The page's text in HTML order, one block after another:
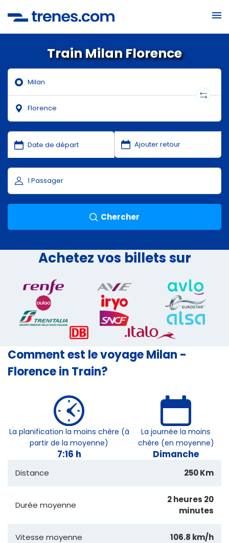
Train Milan Florence
Chercher
Achetez vos billets sur
Comment est le voyage Milan -
Florence in Train?
La planification la moins chère (à
partir de la moyenne)
7:16 h
La journée la moins
chère (en moyenne)
Dimanche
Distance 250 Km
Durée moyenne
2 heures 20
minutes
Vitesse moyenne 106.8 km/h